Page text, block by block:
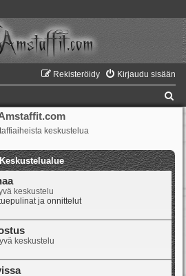
Kirjaudu sisään
Rekisteröidy
keskustelua
Keskustelualue
keskustelu
ja onnittelut
keskustelu